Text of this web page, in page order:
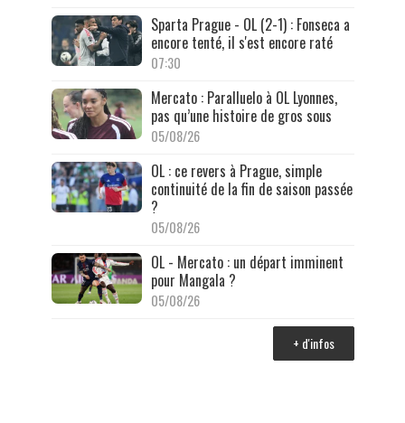
Sparta Prague - OL (2-1) : Fonseca a
encore tenté, il s'est encore raté
07:30
Mercato : Paralluelo à OL Lyonnes,
pas qu’une histoire de gros sous
05/08/26
OL : ce revers à Prague, simple
continuité de la fin de saison passée
?
05/08/26
OL - Mercato : un départ imminent
pour Mangala ?
05/08/26
+ d'infos